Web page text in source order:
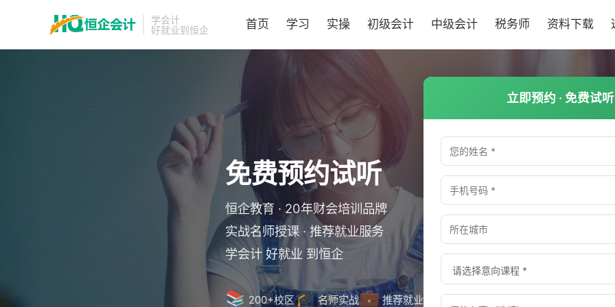
学会计
好就业到恒企
首页 学习 实操 初级会计 中级会计 税务师 资料下载
免费预约试听
恒企教育 · 20年财会培训品牌
实战名师授课 · 推荐就业服务
学会计 好就业 到恒企
📚 200+校区🎓名师实战💼推荐就业
立即预约 · 免费试听